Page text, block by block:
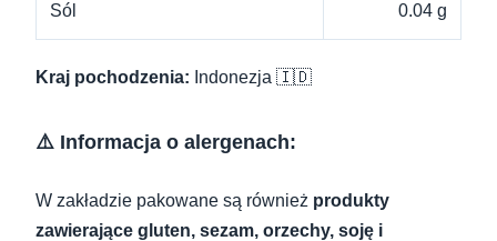
Sól 0.04 g
Kraj pochodzenia: Indonezja 🇮🇩
⚠️ Informacja o alergenach:
W zakładzie pakowane są również produkty
zawierające gluten, sezam, orzechy, soję i